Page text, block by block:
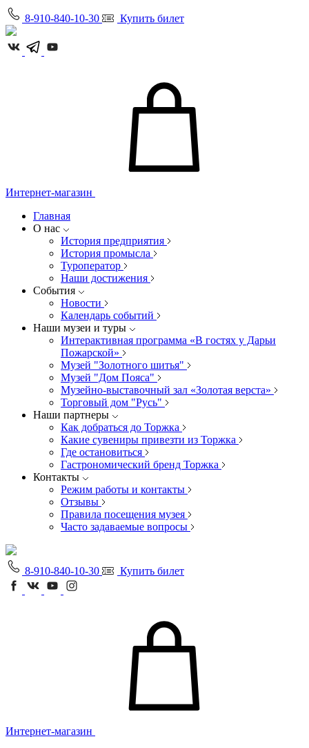
8-910-840-10-30 Купить билет
Интернет-магазин
Главная
О нас
История предприятия
История промысла
Туроператор
Наши достижения
События
Новости
Календарь событий
Наши музеи и туры
Интерактивная программа «В гостях у Дарьи
Пожарской»
Музей "Золотного шитья"
Музей "Дом Пояса"
Музейно-выставочный зал «Золотая верста»
Торговый дом "Русь"
Наши партнеры
Как добраться до Торжка
Какие сувениры привезти из Торжка
Где остановиться
Гастрономический бренд Торжка
Контакты
Режим работы и контакты
Отзывы
Правила посещения музея
Часто задаваемые вопросы
8-910-840-10-30 Купить билет
Интернет-магазин